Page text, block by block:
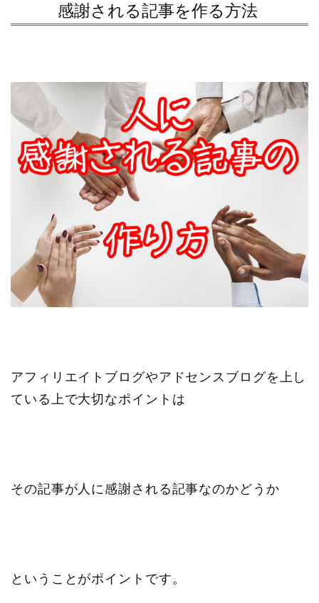
感謝される記事を作る方法
アフィリエイトブログやアドセンスブログを上し
ている上で大切なポイントは
その記事が人に感謝される記事なのかどうか
ということがポイントです。